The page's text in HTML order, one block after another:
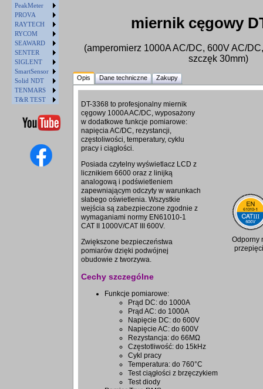
PeakMeter
PROVA
RAYTECH
RYCOM
SEAWARD
SENTER
SIGLENT
SmartSensor
Solid NDT
TENMARS
T&R TEST
miernik cęgowy
(amperomierz 1000A AC/DC, 600V AC/
szczęk 30mm)
Opis Dane techniczne Zakupy
Odporny
DT-3368 to profesjonalny miernik
cęgowy 1000A AC/DC, wyposażony
w dodatkowe funkcje pomiarowe:
napięcia AC/DC, rezystancji,
częstoliwości, temperatury, cyklu
pracy i ciągłości.
Posiada czytelny wyświetlacz LCD z
licznikiem 6600 oraz z linijką
analogową i podświetleniem
zapewniającym odczyty w warunkach
słabego oświetlenia. Wszystkie
wejścia są zabezpieczone zgodnie z
wymaganiami normy EN61010-1
CAT II 1000V/CAT III 600V.
Zwiększone bezpieczeństwa
pomiarów dzięki podwójnej
obudowie z tworzywa.
Cechy szczególne
Funkcje pomiarowe:
Prąd DC: do 1000A
Prąd AC: do 1000A
Napięcie DC: do 600V
Napięcie AC: do 600V
Rezystancja: do 66MΩ
Częstotliwość: do 15kHz
Cykl pracy
Temperatura: do 760°C
Test ciągłości z brzęczykiem
Test diody